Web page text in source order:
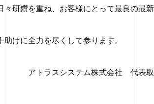
研鑽を重ね、お客様にとって最良の最
けに全力を尽くして参ります。
社 代表取締役